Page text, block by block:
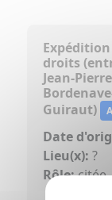
droits
Jean-
Guiraut)
Date
Lieu(x): ?
Rôle:citée